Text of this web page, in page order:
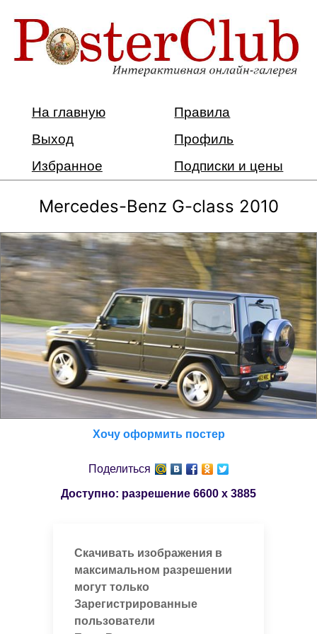
На главную
Правила
Выход
Профиль
Избранное
Подписки и цены
Mercedes-Benz G-class 2010
Хочу оформить постер
Поделиться
Доступно: разрешение 6600 x 3885
Скачивать изображения в
максимальном разрешении
могут только
Зарегистрированные
пользователи